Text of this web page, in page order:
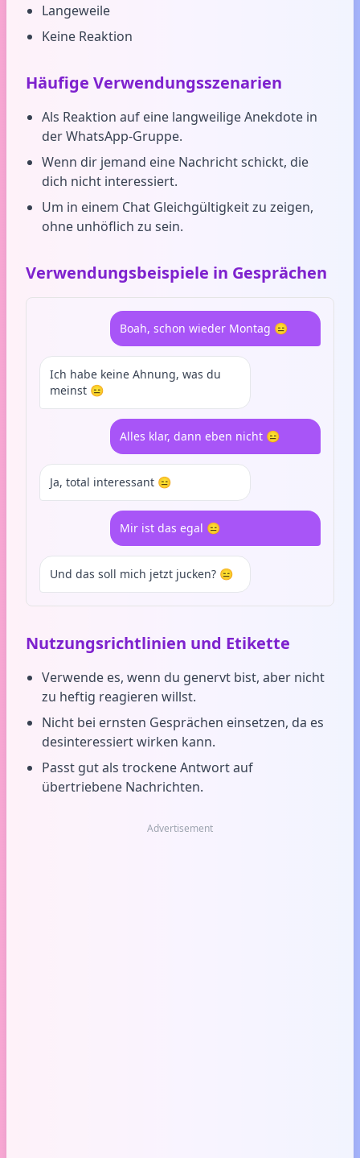
Langeweile
Keine Reaktion
Häufige Verwendungsszenarien
Als Reaktion auf eine langweilige Anekdote in
der WhatsApp-Gruppe.
Wenn dir jemand eine Nachricht schickt, die
dich nicht interessiert.
Um in einem Chat Gleichgültigkeit zu zeigen,
ohne unhöflich zu sein.
Verwendungsbeispiele in Gesprächen
Boah, schon wieder Montag 😑
Ich habe keine Ahnung, was du
meinst 😑
Alles klar, dann eben nicht 😑
Ja, total interessant 😑
Mir ist das egal 😑
Und das soll mich jetzt jucken? 😑
Nutzungsrichtlinien und Etikette
Verwende es, wenn du genervt bist, aber nicht
zu heftig reagieren willst.
Nicht bei ernsten Gesprächen einsetzen, da es
desinteressiert wirken kann.
Passt gut als trockene Antwort auf
übertriebene Nachrichten.
Advertisement